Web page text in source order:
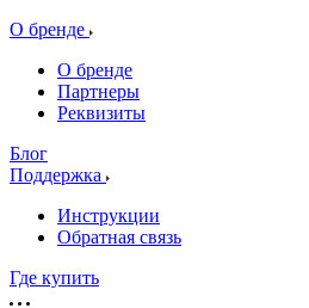
О бренде
О бренде
Партнеры
Реквизиты
Блог
Поддержка
Инструкции
Обратная связь
Где купить